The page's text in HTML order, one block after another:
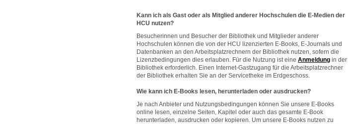
Kann ich als Gast oder als Mitglied anderer Hochschulen die E-Medien der
HCU nutzen?
Besucherinnen und Besucher der Bibliothek und Mitglieder anderer
Hochschulen können die von der HCU lizenzierten E-Books, E-Journals und
Datenbanken an den Arbeitsplatzrechnern der Bibliothek nutzen, sofern die
Lizenzbedingungen dies erlauben. Für die Nutzung ist eine Anmeldung in der
Bibliothek erforderlich. Einen Internet-Gastzugang für die Arbeitsplatzrechner
der Bibliothek erhalten Sie an der Servicetheke im Erdgeschoss.
Wie kann ich E-Books lesen, herunterladen oder ausdrucken?
Je nach Anbieter und Nutzungsbedingungen können Sie unsere E-Books
online lesen, einzelne Seiten, Kapitel oder auch das gesamte E-Book
herunterladen, ausdrucken oder kopieren. Um unsere E-Books nutzen zu